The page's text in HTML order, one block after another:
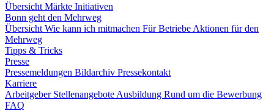
Übersicht Märkte Initiativen
Bonn geht den Mehrweg
Übersicht Wie kann ich mitmachen Für Betriebe Aktionen für den
Mehrweg
Tipps & Tricks
Presse
Pressemeldungen Bildarchiv Pressekontakt
Karriere
Arbeitgeber Stellenangebote Ausbildung Rund um die Bewerbung
FAQ